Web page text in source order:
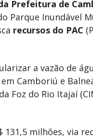
Prefeitura de
Parque Inundável
recursos do PAC
a vazão de
Camboriú e
do Rio Itajaí
milhões, via